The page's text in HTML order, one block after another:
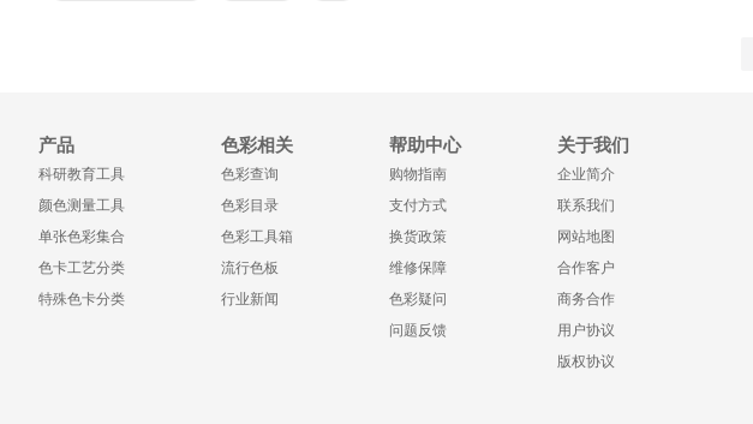
产品
科研教育工具
颜色测量工具
单张色彩集合
色卡工艺分类
特殊色卡分类
色彩相关
色彩查询
色彩目录
色彩工具箱
流行色板
行业新闻
帮助中心
购物指南
支付方式
换货政策
维修保障
色彩疑问
问题反馈
关于我们
企业简介
联系我们
网站地图
合作客户
商务合作
用户协议
版权协议